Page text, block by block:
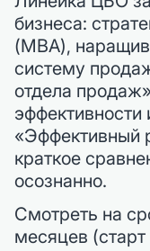
бизнеса:
(MBA),
систему
отдела
эффективности
«Эффективный
краткое
осознанно.
Смотреть на
месяцев (старт